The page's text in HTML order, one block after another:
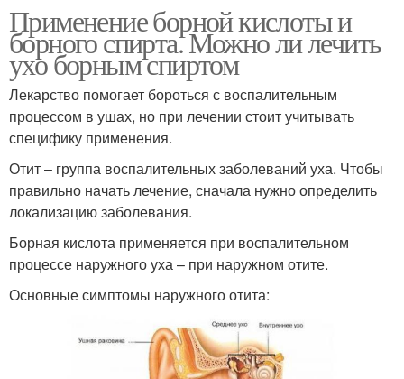
Применение борной кислоты и
борного спирта. Можно ли лечить
ухо борным спиртом
Лекарство помогает бороться с воспалительным
процессом в ушах, но при лечении стоит учитывать
специфику применения.
Отит – группа воспалительных заболеваний уха. Чтобы
правильно начать лечение, сначала нужно определить
локализацию заболевания.
Борная кислота применяется при воспалительном
процессе наружного уха – при наружном отите.
Основные симптомы наружного отита: